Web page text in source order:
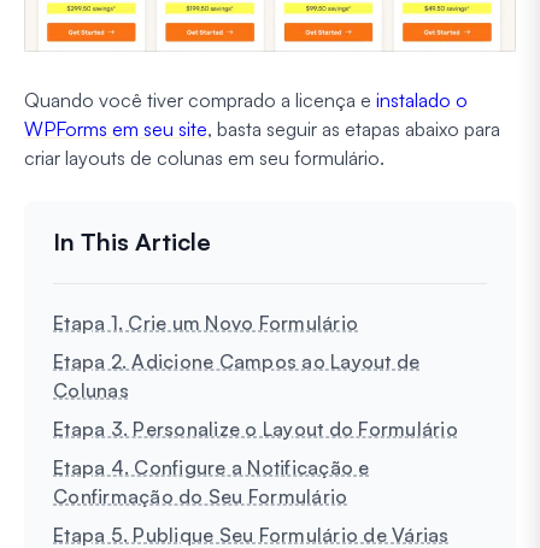
Quando você tiver comprado a licença e instalado o
WPForms em seu site, basta seguir as etapas abaixo para
criar layouts de colunas em seu formulário.
Etapa 1. Crie um Novo Formulário
Etapa 2. Adicione Campos ao Layout de
Colunas
Etapa 3. Personalize o Layout do Formulário
Etapa 4. Configure a Notificação e
Confirmação do Seu Formulário
Etapa 5. Publique Seu Formulário de Várias